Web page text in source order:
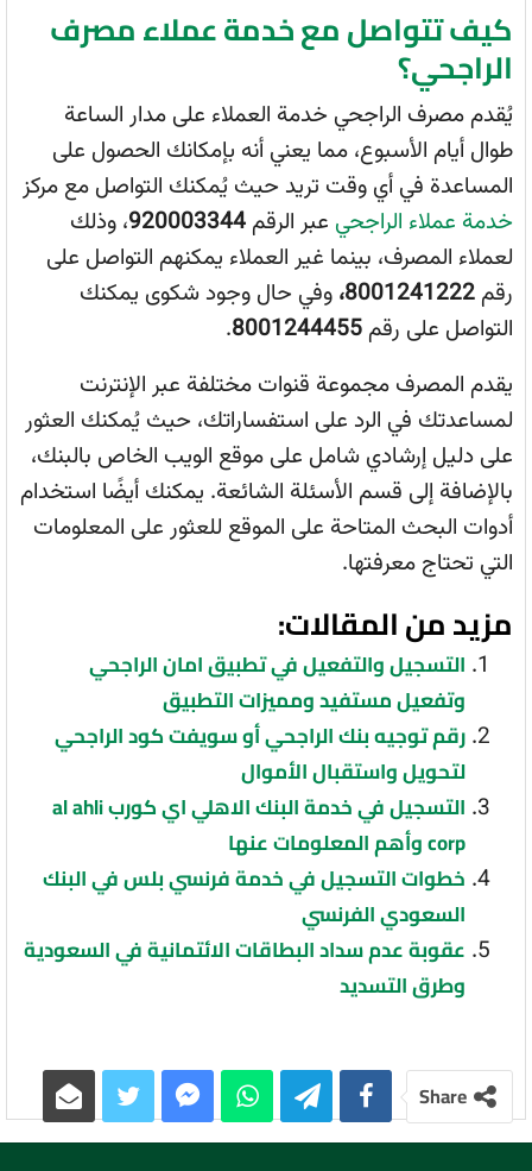
كيف تتواصل مع خدمة عملاء مصرف
الراجحي؟
يُقدم مصرف الراجحي خدمة العملاء على مدار الساعة
طوال أيام الأسبوع، مما يعني أنه بإمكانك الحصول على
المساعدة في أي وقت تريد حيث يُمكنك التواصل مع مركز
خدمة عملاء الراجحي عبر الرقم 920003344، وذلك
لعملاء المصرف، بينما غير العملاء يمكنهم التواصل على
رقم 8001241222، وفي حال وجود شكوى يمكنك
التواصل على رقم 8001244455
.
يقدم المصرف مجموعة قنوات مختلفة عبر الإنترنت
لمساعدتك في الرد على استفساراتك، حيث يُمكنك العثور
على دليل إرشادي شامل على موقع الويب الخاص بالبنك،
بالإضافة إلى قسم الأسئلة الشائعة. يمكنك أيضًا استخدام
أدوات البحث المتاحة على الموقع للعثور على المعلومات
التي تحتاج معرفتها.
مزيد من المقالات:
التسجيل والتفعيل في تطبيق امان الراجحي
وتفعيل مستفيد ومميزات التطبيق
رقم توجيه بنك الراجحي أو سويفت كود الراجحي
لتحويل واستقبال الأموال
التسجيل في خدمة البنك الاهلي اي كورب al ahli
corp وأهم المعلومات عنها
خطوات التسجيل في خدمة فرنسي بلس في البنك
السعودي الفرنسي
عقوبة عدم سداد البطاقات الائتمانية في السعودية
وطرق التسديد
Share